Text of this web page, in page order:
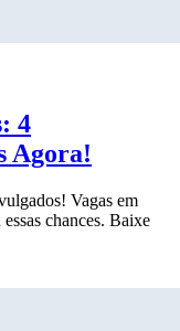
4
Agora!
Vagas em
chances. Baixe